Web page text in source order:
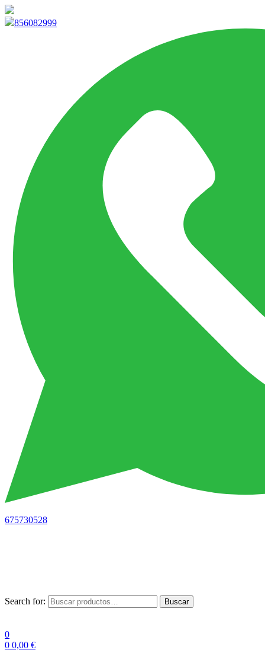
856082999
675730528
Search for: Buscar
0
0 0,00 €